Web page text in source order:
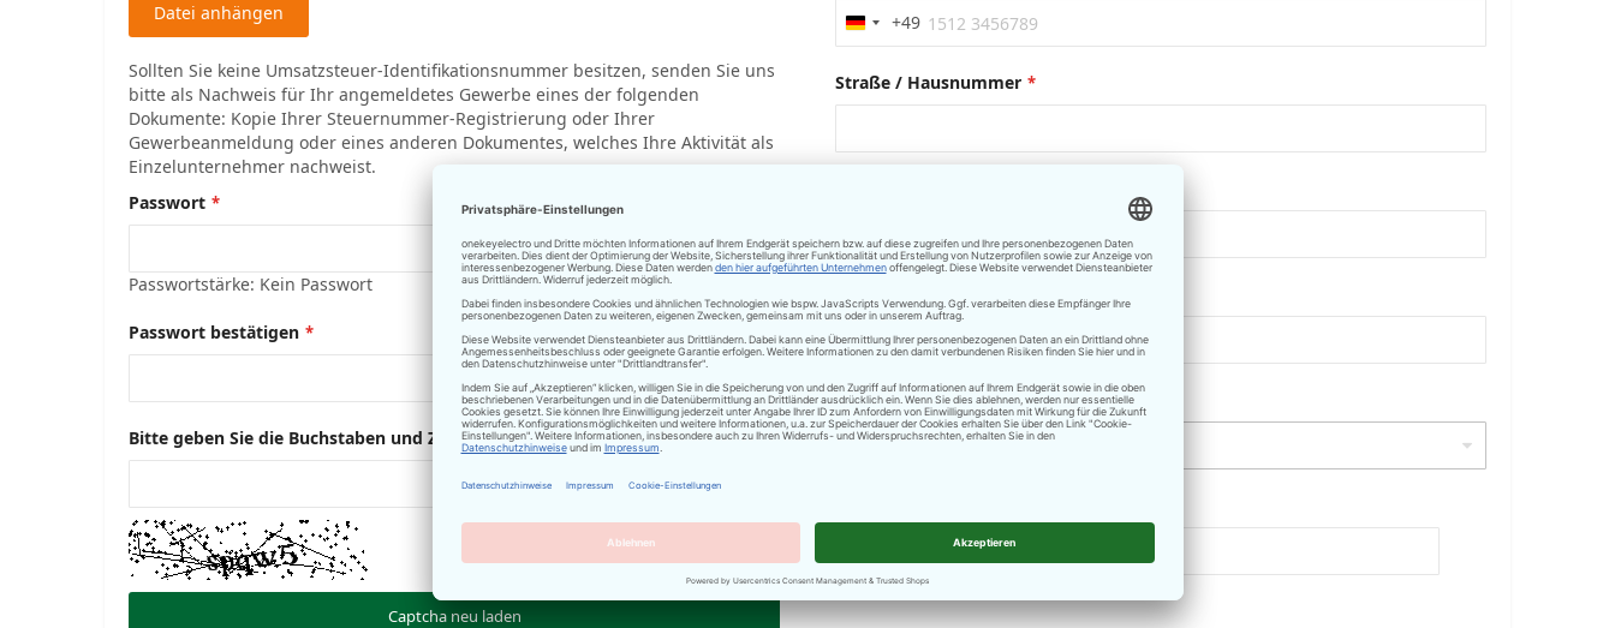
Datei anhängen
Sollten Sie keine Umsatzsteuer-Identifikationsnummer besitzen, senden Sie uns
bitte als Nachweis für Ihr angemeldetes Gewerbe eines der folgenden
Dokumente: Kopie Ihrer Steuernummer-Registrierung oder Ihrer
Gewerbeanmeldung oder eines anderen Dokumentes, welches Ihre Aktivität als
Einzelunternehmer nachweist.
Germany
+49
+49
Straße / Hausnummer
Postleitzahl
Land
Passwort
Passwortstärke: Kein Passwort
Passwort bestätigen
Bitte geben Sie die Buchstaben und Zahlen unten ein
Captcha neu laden